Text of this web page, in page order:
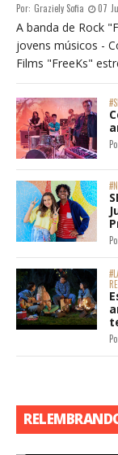
Por: Graziely Sofia 07
A banda de Rock
jovens músicos -
Films "FreeKs"